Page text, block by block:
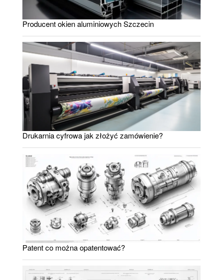
Producent okien aluminiowych Szczecin
Drukarnia cyfrowa jak złożyć zamówienie?
Patent co można opatentować?